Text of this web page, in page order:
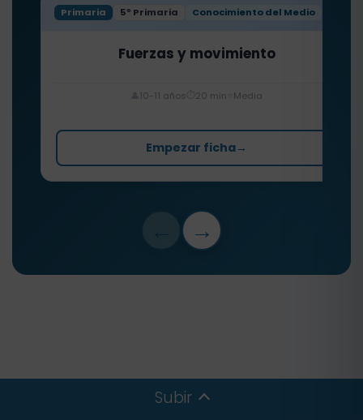
Primaria 5º Primaria Conocimiento del Medio
Fuerzas y movimiento
10-11 años 20 min Media
Empezar ficha→
→
Subir